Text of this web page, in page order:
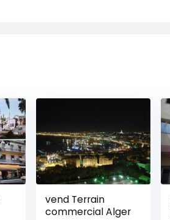
vend Terrain
commercial Alger